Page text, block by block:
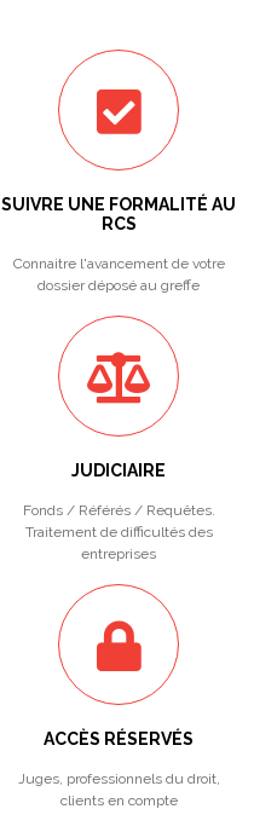
SUIVRE UNE FORMALITÉ AU
RCS
Connaitre l'avancement de votre
dossier déposé au greffe
JUDICIAIRE
Fonds / Référés / Requêtes.
Traitement de difficultés des
entreprises
ACCÈS RÉSERVÉS
Juges, professionnels du droit,
clients en compte